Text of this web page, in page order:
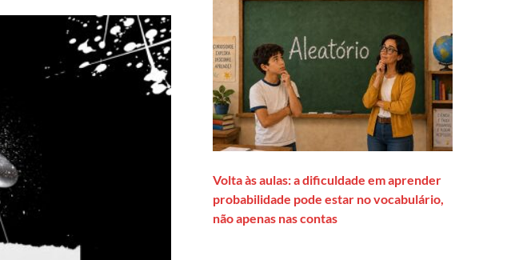
Volta às aulas: a dificuldade em aprender
probabilidade pode estar no vocabulário,
não apenas nas contas